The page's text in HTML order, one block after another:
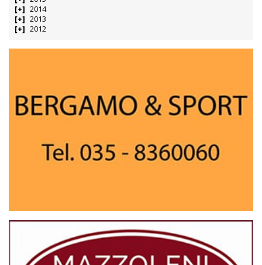
2014
2013
2012